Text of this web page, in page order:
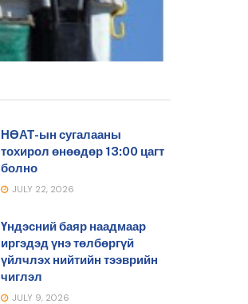
НӨАТ-ын сугалааны
тохирол өнөөдөр 13:00 цагт
болно
JULY 22, 2026
Үндэсний баяр наадмаар
иргэдэд үнэ төлбөргүй
үйлчлэх нийтийн тээврийн
чиглэл
JULY 9, 2026